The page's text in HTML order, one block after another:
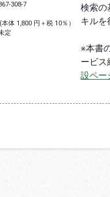
308-7
体 1,800 円＋税 10％）
定
検索の
キルを
※本書
ービス
設ペー